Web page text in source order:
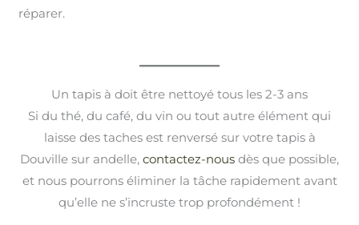
réparer.
Un tapis à doit être nettoyé tous les 2-3 ans
Si du thé, du café, du vin ou tout autre élément qui
laisse des taches est renversé sur votre tapis à
Douville sur andelle, contactez-nous dès que possible,
et nous pourrons éliminer la tâche rapidement avant
qu’elle ne s’incruste trop profondément !